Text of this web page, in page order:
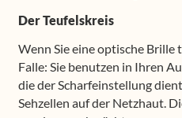
Der Teufelskreis
Wenn Sie eine optische Brille
Falle: Sie benutzen in Ihren
die der Scharfeinstellung
Sehzellen auf der Netzhaut.